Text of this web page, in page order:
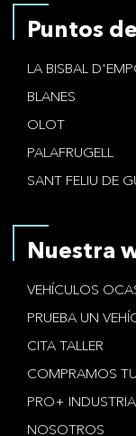
Puntos
LA BISBAL
BLANES
OLOT
PALAFRUGELL
SANT FELIU DE
Nuestra
VEHÍCULOS
PRUEBA UN
CITA TALLER
COMPRAMOS
PRO+
NOSOTROS